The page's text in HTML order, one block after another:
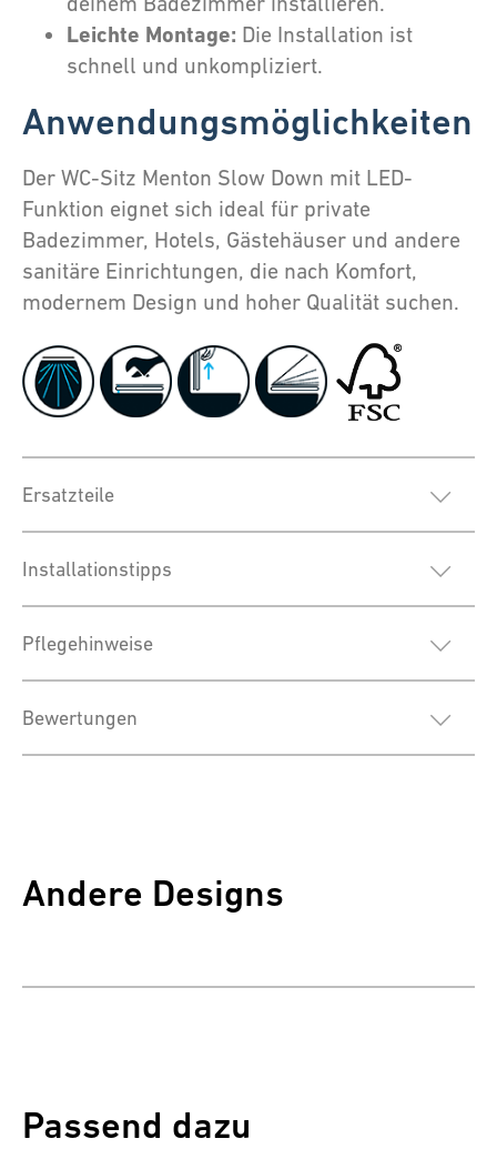
Leichte Montage: Die Installation ist
schnell und unkompliziert.
Anwendungsmöglichkeiten
Der WC-Sitz Menton Slow Down mit LED-
Funktion eignet sich ideal für private
Badezimmer, Hotels, Gästehäuser und andere
sanitäre Einrichtungen, die nach Komfort,
modernem Design und hoher Qualität suchen.
Ersatzteile
Installationstipps
Pflegehinweise
Bewertungen
Andere Designs
Passend dazu